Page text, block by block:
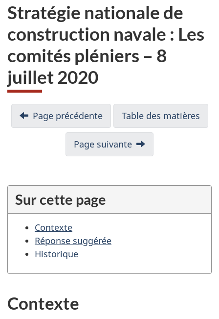
Stratégie nationale de
construction navale : Les
comités pléniers – 8
juillet 2020
N
v
r
o
Page précédente Table des matières
Page suivante
Sur cette page
Contexte
Réponse suggérée
Historique
Contexte